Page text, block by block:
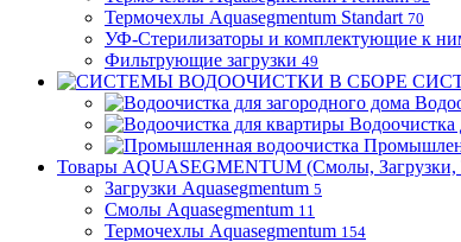
Термочехлы Aquasegmentum Standart 70
УФ-Стерилизаторы и комплектующие к
Фильтрующие загрузки 49
Водоочистка
Товары AQUASEGMENTUM (Смолы, Загрузки,
Загрузки Aquasegmentum 5
Смолы Aquasegmentum 11
Термочехлы Aquasegmentum 154